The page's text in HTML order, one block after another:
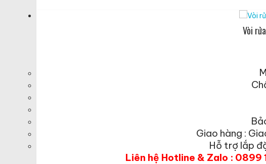
Vòi
Giao hàng :
Hỗ trợ lắp
Liên hệ Hotline & Zalo : 0899